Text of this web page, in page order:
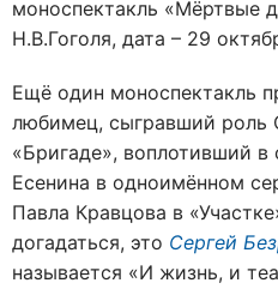
моноспектакль «Мёртвые
Н.В.Гоголя, дата – 29
Ещё один моноспектакль
любимец, сыгравший роль
«Бригаде», воплотивший в
Есенина в одноимённом
Павла Кравцова в
догадаться, это Сергей
называется «И жизнь, и